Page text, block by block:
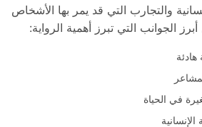
والتجارب التي قد يمر بها الأشخاص
الجوانب التي تبرز أهمية الرواية:
هادئة
في الحياة